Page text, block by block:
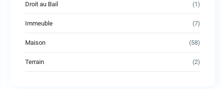
Droit au Bail (1)
Immeuble (7)
Maison (58)
Terrain (2)